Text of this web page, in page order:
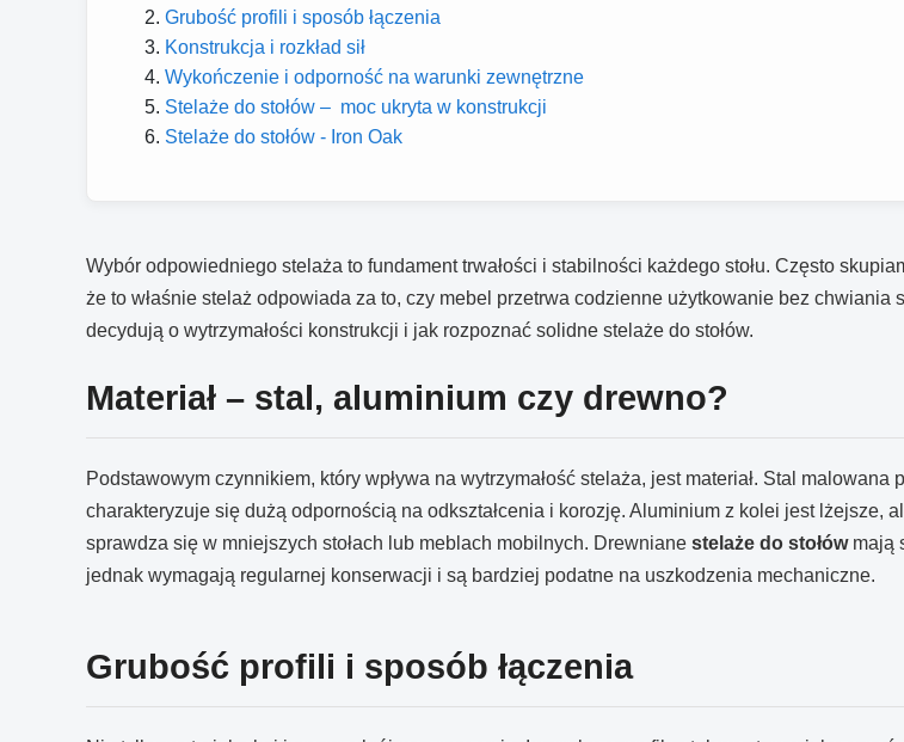
Grubość profili i sposób łączenia
Konstrukcja i rozkład sił
Wykończenie i odporność na warunki zewnętrzne
Stelaże do stołów – moc ukryta w konstrukcji
Stelaże do stołów - Iron Oak
Wybór odpowiedniego stelaża to fundament trwałości i stabilności każdego stołu. Często
że to właśnie stelaż odpowiada za to, czy mebel przetrwa codzienne użytkowanie bez
decydują o wytrzymałości konstrukcji i jak rozpoznać solidne stelaże do stołów.
Materiał – stal, aluminium czy drewno?
Podstawowym czynnikiem, który wpływa na wytrzymałość stelaża, jest materiał. Stal
charakteryzuje się dużą odpornością na odkształcenia i korozję. Aluminium z kolei jest lżejsze,
sprawdza się w mniejszych stołach lub meblach mobilnych. Drewniane stelaże do stołówmają
jednak wymagają regularnej konserwacji i są bardziej podatne na uszkodzenia mechaniczne.
Grubość profili i sposób łączenia